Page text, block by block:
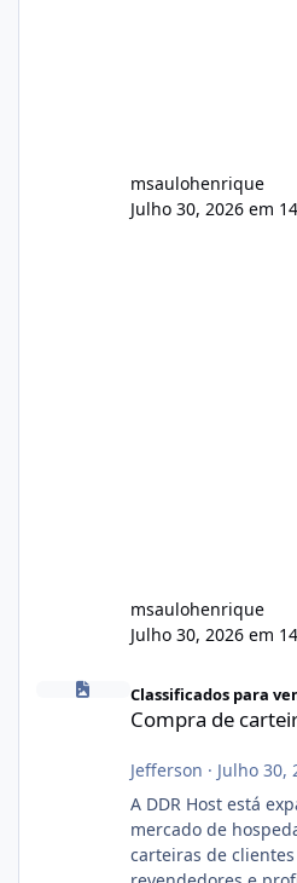
msaulohenrique
Julho 30, 2026 em
msaulohenrique
Julho 30, 2026 em
Compra de carteiras de clientes
Classificados para
Compra de
Jefferson · Julho 30,
A DDR Host está
mercado de
carteiras de